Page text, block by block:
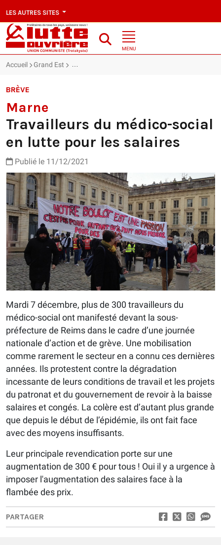
LES AUTRES SITES
MENU
Accueil Grand Est Marne : Travailleurs du médico-social en lutte
BRÈVE
Marne
Travailleurs du médico-social
en lutte pour les salaires
Publié le 11/12/2021
Mardi 7 décembre, plus de 300 travailleurs du
médico-social ont manifesté devant la sous-
préfecture de Reims dans le cadre d’une journée
nationale d’action et de grève. Une mobilisation
comme rarement le secteur en a connu ces dernières
années. Ils protestent contre la dégradation
incessante de leurs conditions de travail et les projets
du patronat et du gouvernement de revoir à la baisse
salaires et congés. La colère est d’autant plus grande
que depuis le début de l’épidémie, ils ont fait face
avec des moyens insuffisants.
Leur principale revendication porte sur une
augmentation de 300 € pour tous ! Oui il y a urgence à
imposer l'augmentation des salaires face à la
flambée des prix.
PARTAGER